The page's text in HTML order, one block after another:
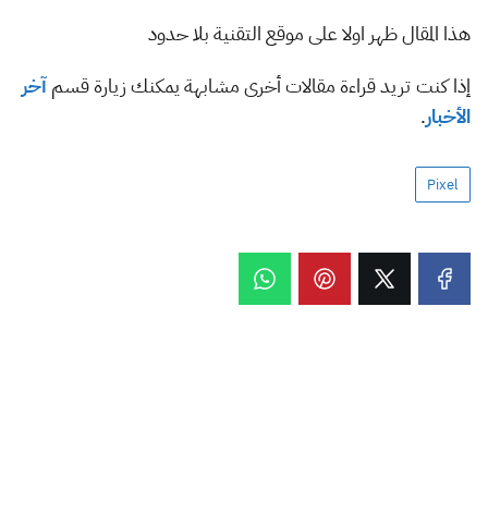
هذا المقال ظهر اولا على موقع التقنية بلا حدود
إذا كنت تريد قراءة مقالات أخرى مشابهة يمكنك زيارة قسمآخر
الأخبار.
Pixel